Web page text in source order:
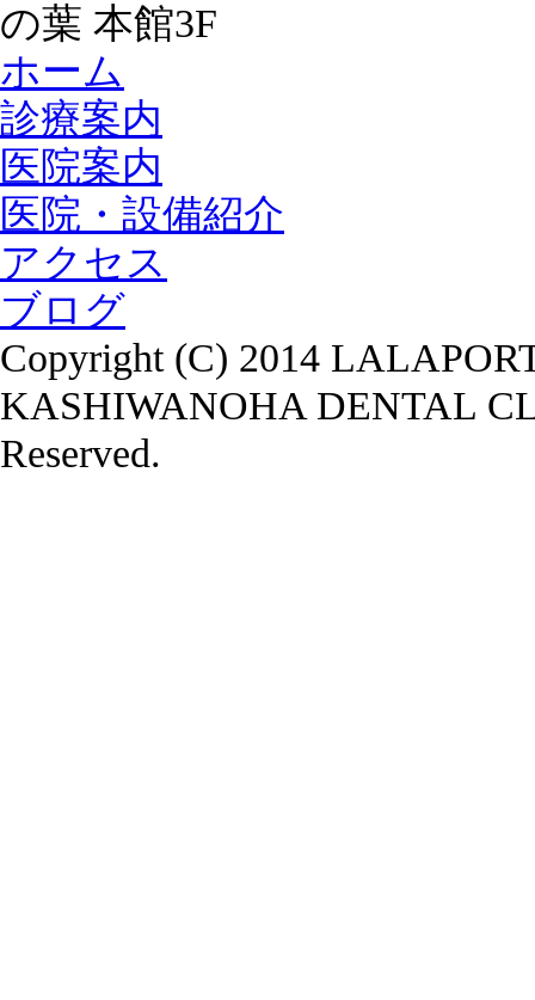
の葉 本館3F
ホーム
診療案内
医院案内
医院・設備紹介
アクセス
ブログ
Copyright (C) 2014
KASHIWANOHA DENTAL
Reserved.